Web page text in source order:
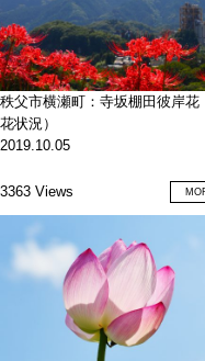
秩父市横瀬町：寺坂棚田彼岸花
花状況）
2019.10.05
3363 Views